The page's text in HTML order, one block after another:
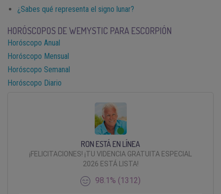
¿Sabes qué representa el signo lunar?
HORÓSCOPOS DE WEMYSTIC PARA ESCORPIÓN
Horóscopo Anual
Horóscopo Mensual
Horóscopo Semanal
Horóscopo Diario
RON ESTÁ EN LÍNEA
¡FELICITACIONES! ¡TU VIDENCIA GRATUITA ESPECIAL
2026 ESTÁ LISTA!
98.1% (1312)